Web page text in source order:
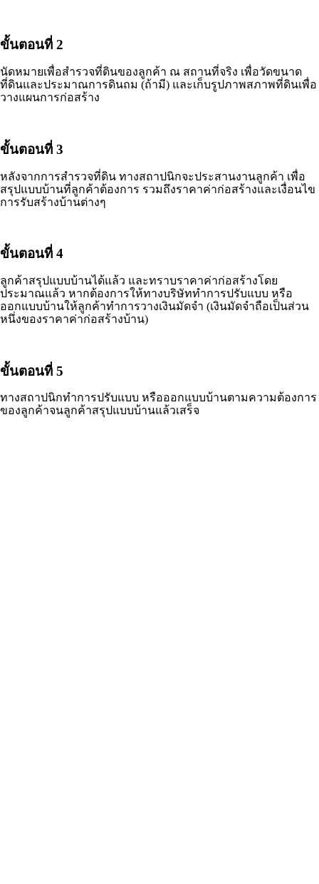
ขั้นตอนที่ 2
นัดหมายเพื่อสำรวจที่ดินของลูกค้า ณ สถานที่จริง เพื่อวัดขนาด
ที่ดินและประมาณการดินถม (ถ้ามี) และเก็บรูปภาพสภาพที่ดินเพื่อ
วางแผนการก่อสร้าง
ขั้นตอนที่ 3
หลังจากการสำรวจที่ดิน ทางสถาปนิกจะประสานงานลูกค้า เพื่อ
สรุปแบบบ้านที่ลูกค้าต้องการ รวมถึงราคาค่าก่อสร้างและเงื่อนไข
การรับสร้างบ้านต่างๆ
ขั้นตอนที่ 4
ลูกค้าสรุปแบบบ้านได้แล้ว และทราบราคาค่าก่อสร้างโดย
ประมาณแล้ว หากต้องการให้ทางบริษัททำการปรับแบบ หรือ
ออกแบบบ้านให้ลูกค้าทำการวางเงินมัดจำ (เงินมัดจำถือเป็นส่วน
หนึ่งของราคาค่าก่อสร้างบ้าน)
ขั้นตอนที่ 5
ทางสถาปนิกทำการปรับแบบ หรือออกแบบบ้านตามความต้องการ
ของลูกค้าจนลูกค้าสรุปแบบบ้านแล้วเสร็จ